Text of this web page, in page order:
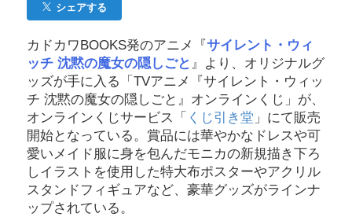
シェアする
カドカワBOOKS発のアニメ『 サイレント・ウィ
ッチ 沈黙の魔⼥の隠しごと 』より、オリジナルグ
ッズが手に入る「TVアニメ『サイレント・ウィッ
チ 沈黙の魔女の隠しごと』オンラインくじ」が、
オンラインくじサービス「 くじ引き堂 」にて販売
開始となっている。賞品には華やかなドレスや可
愛いメイド服に身を包んだモニカの新規描き下ろ
しイラストを使用した特大布ポスターやアクリル
スタンドフィギュアなど、豪華グッズがラインナ
ップされている。